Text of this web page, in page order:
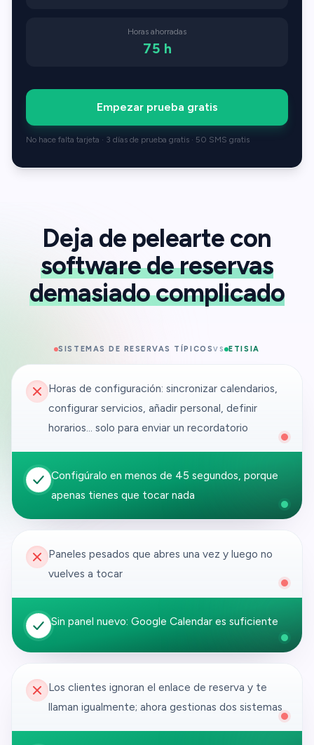
Horas ahorradas
75 h
Empezar prueba gratis
No hace falta tarjeta · 3 días de prueba gratis · 50 SMS gratis
Deja de pelearte con
software de reservas
demasiado complicado
SISTEMAS DE RESERVAS TÍPICOSVS ETISIA
Horas de configuración: sincronizar calendarios,
configurar servicios, añadir personal, definir
horarios... solo para enviar un recordatorio
Configúralo en menos de 45 segundos, porque
apenas tienes que tocar nada
Paneles pesados que abres una vez y luego no
vuelves a tocar
Sin panel nuevo: Google Calendar es suficiente
Los clientes ignoran el enlace de reserva y te
llaman igualmente; ahora gestionas dos sistemas